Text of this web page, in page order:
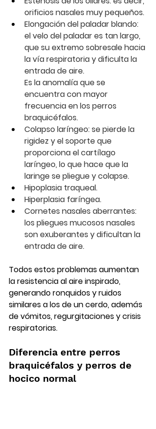
orificios nasales muy pequeños.
Elongación del paladar blando:
el velo del paladar es tan largo,
que su extremo sobresale hacia
la vía respiratoria y dificulta la
entrada de aire.
Es la anomalía que se
encuentra con mayor
frecuencia en los perros
braquicéfalos.
Colapso laríngeo: se pierde la
rigidez y el soporte que
proporciona el cartílago
laríngeo, lo que hace que la
laringe se pliegue y colapse.
Hipoplasia traqueal.
Hiperplasia faríngea.
Cornetes nasales aberrantes:
los pliegues mucosos nasales
son exuberantes y dificultan la
entrada de aire.
Todos estos problemas aumentan
la resistencia al aire inspirado,
generando ronquidos y ruidos
similares a los de un cerdo, además
de vómitos, regurgitaciones y crisis
respiratorias.
Diferencia entre perros
braquicéfalos y perros de
hocico normal